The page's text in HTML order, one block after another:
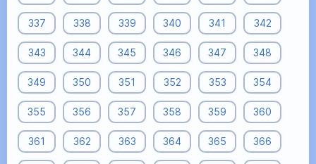
337 338 339 340 341 342
343 344 345 346 347 348
349 350 351 352 353 354
355 356 357 358 359 360
361 362 363 364 365 366